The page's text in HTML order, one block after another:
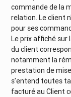
commande de la
relation. Le client
pour ses
Le prix affiché
du client
notamment la
prestation de
s’entend toutes
facturé au Client